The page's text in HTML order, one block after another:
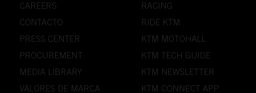
CAREERS
CONTACTO
PRESS CENTER
PROCUREMENT
MEDIA LIBRARY
VALORES DE MARCA
RACING
RIDE KTM
KTM MOTOHALL
KTM TECH GUIDE
KTM NEWSLETTER
KTM CONNECT APP